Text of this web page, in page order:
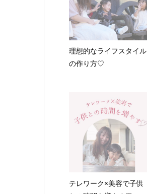
理想的なライフスタイル
の作り方♡
テレワーク×美容で子供